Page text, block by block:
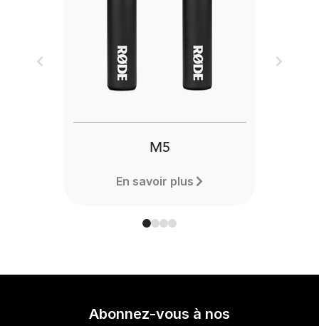
M5
En savoir plus
Previous Next
Abonnez-vous à nos